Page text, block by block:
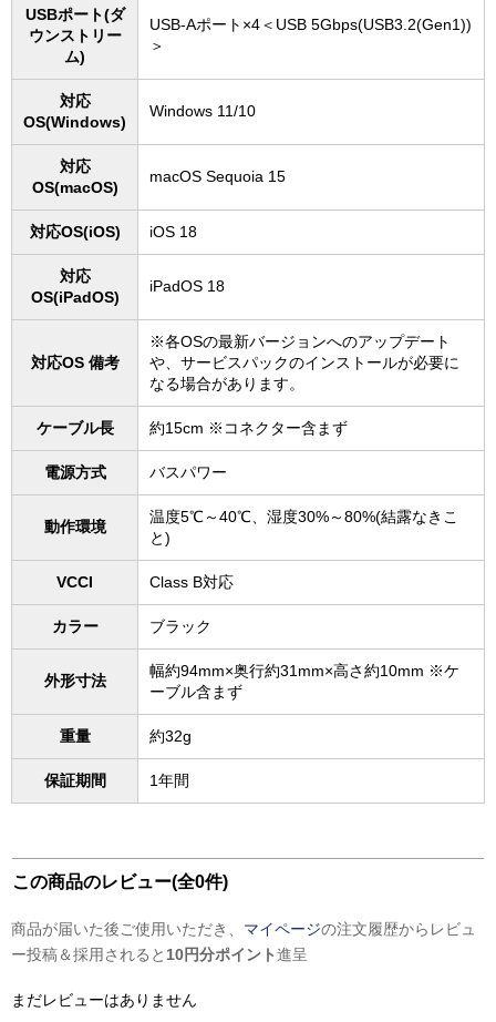
USBポート(ダ
ウンストリー
ム)
USB-Aポート×4＜USB 5Gbps(USB3.2(Gen1))
＞
対応
OS(Windows)
Windows 11/10
対応
OS(macOS)
macOS Sequoia 15
対応OS(iOS) iOS 18
対応
OS(iPadOS)
iPadOS 18
対応OS 備考
※各OSの最新バージョンへのアップデート
や、サービスパックのインストールが必要に
なる場合があります。
ケーブル長 約15cm ※コネクター含まず
電源方式 バスパワー
動作環境
温度5℃～40℃、湿度30%～80%(結露なきこ
と)
VCCI Class B対応
カラー ブラック
外形寸法
幅約94mm×奥行約31mm×高さ約10mm ※ケ
ーブル含まず
重量 約32g
保証期間 1年間
この商品のレビュー(全0件)
商品が届いた後ご使用いただき、 マイページの注文履歴からレビュ
ー投稿＆採用されると 10円分ポイント進呈
まだレビューはありません